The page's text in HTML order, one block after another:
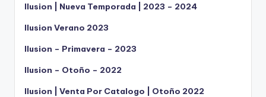
Ilusion | Nueva Temporada | 2023 – 2024
Ilusion Verano 2023
Ilusion – Primavera – 2023
Ilusion – Otoño – 2022
Ilusion | Venta Por Catalogo | Otoño 2022